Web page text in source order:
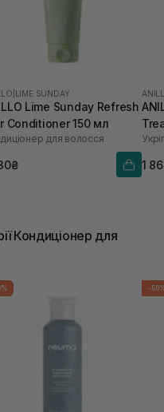
LIME SUNDAY
Lime Sunday Refresh
Conditioner 150 мл
для волосся
1
Кондиціонер для
-